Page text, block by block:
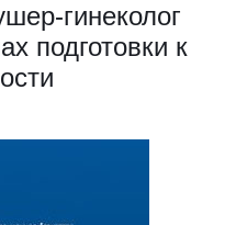
гинеколог
подготовки к